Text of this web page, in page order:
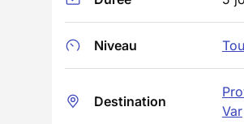
Niveau
Destination
Var